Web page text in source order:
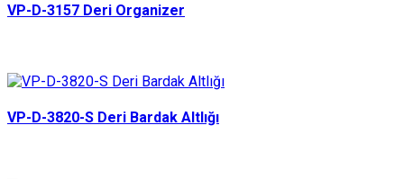
VP-D-3157 Deri Organizer
VP-D-3820-S Deri Bardak Altlığı